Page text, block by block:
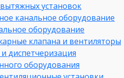
установок
канальное оборудование
оборудование
клапана и вентиляторы
диспетчеризация
оборудования